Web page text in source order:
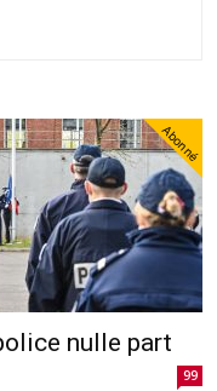
Abonné
nulle part
99